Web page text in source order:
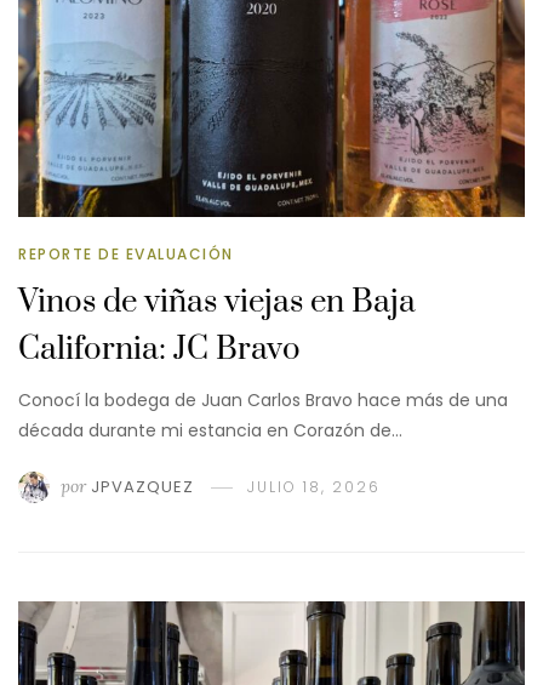
REPORTE DE EVALUACIÓN
Vinos de viñas viejas en Baja
California: JC Bravo
Conocí la bodega de Juan Carlos Bravo hace más de una
década durante mi estancia en Corazón de…
por JPVAZQUEZ JULIO 18, 2026